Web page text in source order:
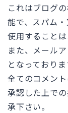
これはブログ
能で、スパム
使用することは
また、メール
となっておりま
全てのコメン
承認した上で
承下さい。